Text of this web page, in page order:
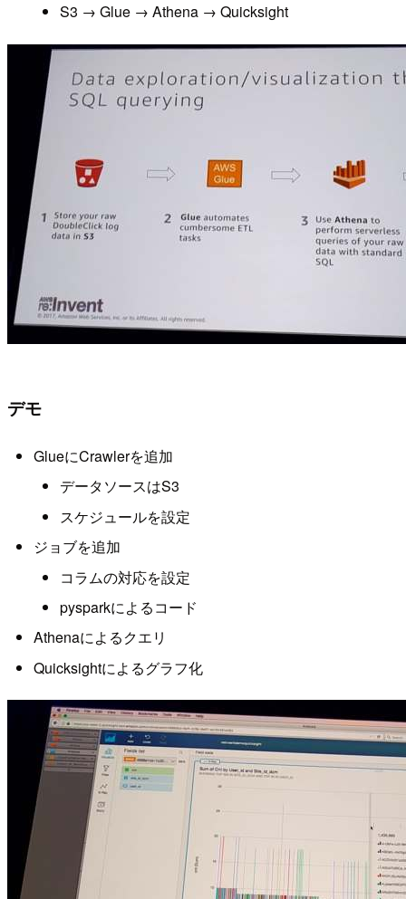
S3 → Glue → Athena → Quicksight
デモ
GlueにCrawlerを追加
データソースはS3
スケジュールを設定
ジョブを追加
コラムの対応を設定
pysparkによるコード
Athenaによるクエリ
Quicksightによるグラフ化